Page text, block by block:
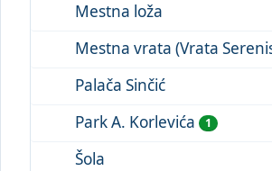
Mestna loža
Mestna vrata (Vrata
Palača Sinčić
Park A. Korlevića
1
Šola